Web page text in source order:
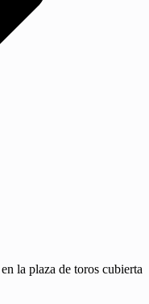
la plaza de toros cubierta